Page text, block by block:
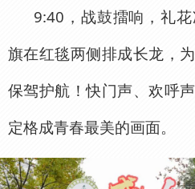
9:40，战鼓擂响，礼
旗在红毯两侧排成长龙，
保驾护航！快门声、欢呼
定格成青春最美的画面。